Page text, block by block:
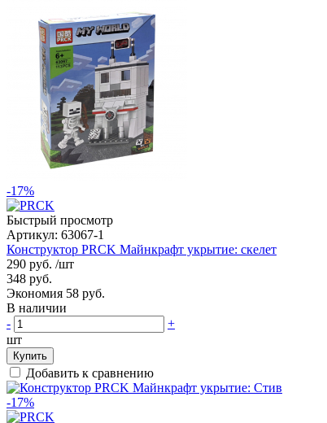
-17%
Быстрый просмотр
Артикул: 63067-1
Конструктор PRCK Майнкрафт укрытие: скелет
290 руб. /шт
348 руб.
Экономия 58 руб.
В наличии
-
+
шт
Купить
Добавить к сравнению
-17%